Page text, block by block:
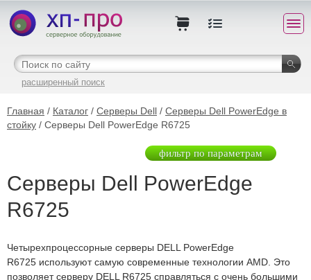
расширенный поиск
Главная / Каталог / Серверы Dell / Серверы Dell PowerEdge в
стойку / Серверы Dell PowerEdge R6725
фильтр по параметрам
Серверы Dell PowerEdge
R6725
Четырехпроцессорные серверы DELL PowerEdge
R6725 используют самую современные технологии AMD. Это
позволяет серверу DELL R6725 справляться с очень большими